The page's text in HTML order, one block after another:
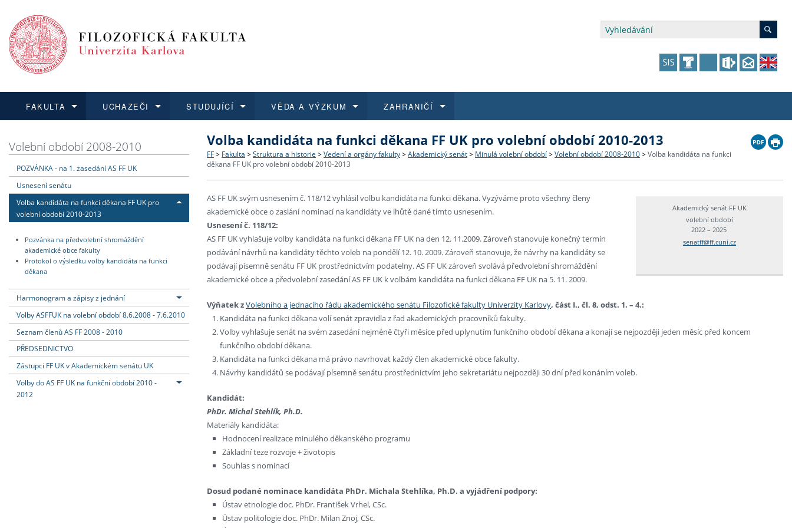
FAKULTA
Dozvědět se více
Struktura a historie
Podpora a benefity pro zaměstnance
Fakultní školy FF UK
Pro média a veřejnost
E-shop fakulty
Vydavatelství FF UK
UCHAZEČI
Podat přihlášku
Co studovat a jak se přihlásit
Informace k průběhu přijímacího řízení
Kurzy dalšího vzdělávání
Univerzita třetího věku
STUDUJÍCÍ
Dozvědět se více
Bakalářské a magisterské studium
Rigorózní řízení
Kurzy dalšího vzdělávání
Podpora a benefity pro studující
VĚDA A VÝZKUM
Dozvědět se více
O vědě a výzkumu na FF UK
Granty a projekty
Transfer & Impact Office
Publikace
ZAHRANIČÍ
Dozvědět se více
Aktuální nabídky a výběrová řízení
Přijíždějící studenti
Přijíždějící zaměstnanci
East and Central European Studies
Volební období 2008-2010
POZVÁNKA - na 1. zasedání AS FF UK
Usnesení senátu
Volba kandidáta na funkci děkana FF UK pro
volební období 2010-2013
Pozvánka na předvolební shromáždění
akademické obce fakulty
Protokol o výsledku volby kandidáta na funkci
děkana
Harmonogram a zápisy z jednání
Volby ASFFUK na volební období 8.6.2008 - 7.6.2010
Seznam členů AS FF 2008 - 2010
PŘEDSEDNICTVO
Zástupci FF UK v Akademickém senátu UK
Volby do AS FF UK na funkční období 2010 -
2012
Volba kandidáta na funkci děkana FF UK pro volební období 2010-2013
FF > Fakulta > Struktura a historie > Vedení a orgány fakulty > Akademický senát > Minulá volební období > Volební období 2008-2010 > Volba kandidáta na funkci
děkana FF UK pro volební období 2010-2013
Akademický senát FF UK
volební období
2022 – 2025
senatff@ff.cuni.cz
AS FF UK svým usnesením č. 118/12 vyhlásil volbu kandidáta na funkci děkana. Vyzýváme proto všechny členy
akademické obce o zaslání nominací na kandidáty ve lhůtě dané tímto usnesením.
Usnesení č. 118/12:
AS FF UK vyhlašuje volby kandidáta na funkci děkana FF UK na den 12. 11.2009. Zároveň stanovuje konečný termín
podávání návrhů na kandidáty těchto voleb na pondělí 12. 10. 2009. Zároveň stanovuje, že návrhy na kandidáty se
podávají písemně senátu FF UK prostřednictvím podatelny. AS FF UK zároveň svolává předvolební shromáždění
akademické obce a předvolební zasedání AS FF UK k volbám kandidáta na funkci děkana FF UK na 5. 11. 2009.
Výňatek zVolebního a jednacího řádu akademického senátu Filozofické fakulty Univerzity Karlovy, část I., čl. 8, odst. 1. – 4.:
Kandidáta na funkci děkana volí senát zpravidla z řad akademických pracovníků fakulty.
Volby vyhlašuje senát na svém zasedání nejméně čtyři měsíce před uplynutím funkčního období děkana a konají se nejpozději jeden měsíc před koncem
funkčního období děkana.
Kandidáta na funkci děkana má právo navrhovat každý člen akademické obce fakulty.
Návrhy kandidátů se podávají písemně senátu prostřednictvím jeho sekretariátu nejpozději 30 dní před konáním voleb.
Kandidát:
PhDr. Michal Stehlík, Ph.D.
Materiály kandidáta:
Hodnocení realizace minulého děkanského programu
Základní teze rozvoje + životopis
Souhlas s nominací
Dosud podané nominace kandidáta PhDr. Michala Stehlíka, Ph.D. a vyjádření podpory:
Ústav etnologie doc. PhDr. František Vrhel, CSc.
Ústav politologie doc. PhDr. Milan Znoj, CSc.